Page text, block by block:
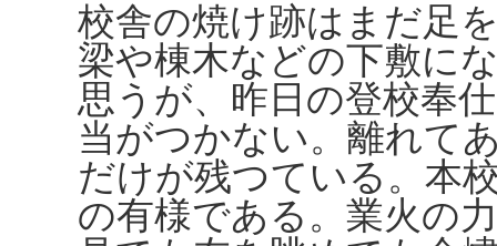
校舎の焼け跡はまだ足
梁や棟木などの下敷に
思うが、昨日の登校奉
当がつかない。離れて
だけが残つている。本
の有様である。業火の